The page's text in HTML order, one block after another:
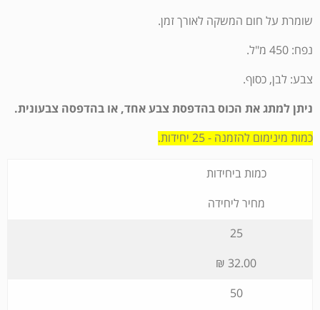
שומרת על חום המשקה לאורך זמן.
נפח: 450 מ"ל.
צבע: לבן, כסוף.
ניתן למתג את הכוס בהדפסת צבע אחד, או בהדפסה צבעונית.
כמות מינימום להזמנה - 25 יחידות.
כמות ביחידות
מחיר ליחידה
25
32.00 ₪
50